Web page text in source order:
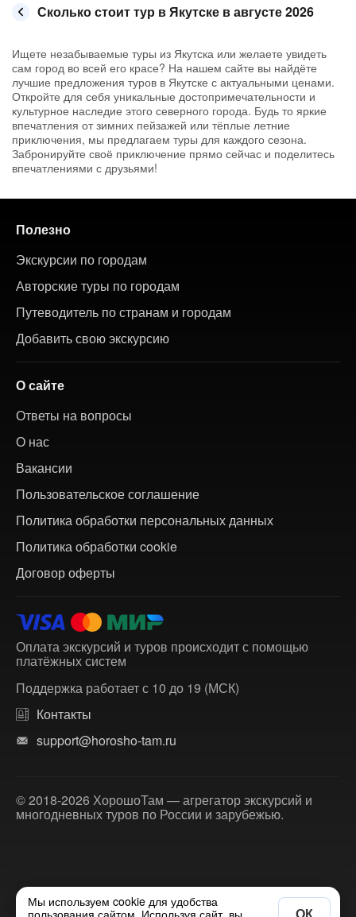
Сколько стоит тур в Якутске в августе 2026
Ищете незабываемые туры из Якутска или желаете увидеть
сам город во всей его красе? На нашем сайте вы найдёте
лучшие предложения туров в Якутске с актуальными ценами.
Откройте для себя уникальные достопримечательности и
культурное наследие этого северного города. Будь то яркие
впечатления от зимних пейзажей или тёплые летние
приключения, мы предлагаем туры для каждого сезона.
Забронируйте своё приключение прямо сейчас и поделитесь
впечатлениями с друзьями!
Полезно
Экскурсии по городам
Авторские туры по городам
Путеводитель по странам и городам
Добавить свою экскурсию
О сайте
Ответы на вопросы
О нас
Вакансии
Пользовательское соглашение
Политика обработки персональных данных
Политика обработки cookie
Договор оферты
Оплата экскурсий и туров происходит с помощью
платёжных систем
Поддержка работает с 10 до 19 (МСК)
Контакты
support@horosho-tam.ru
© 2018-2026 ХорошоТам — агрегатор экскурсий и
многодневных туров по России и зарубежью.
Мы используем cookie для удобства
пользования сайтом. Используя сайт, вы